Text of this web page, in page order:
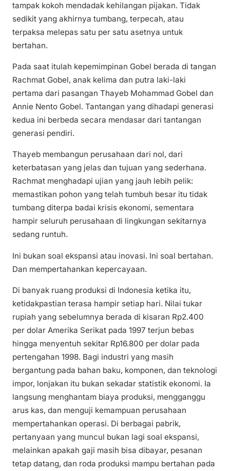
tampak kokoh mendadak kehilangan pijakan. Tidak
sedikit yang akhirnya tumbang, terpecah, atau
terpaksa melepas satu per satu asetnya untuk
bertahan.
Pada saat itulah kepemimpinan Gobel berada di tangan
Rachmat Gobel, anak kelima dan putra laki-laki
pertama dari pasangan Thayeb Mohammad Gobel dan
Annie Nento Gobel. Tantangan yang dihadapi generasi
kedua ini berbeda secara mendasar dari tantangan
generasi pendiri.
Thayeb membangun perusahaan dari nol, dari
keterbatasan yang jelas dan tujuan yang sederhana.
Rachmat menghadapi ujian yang jauh lebih pelik:
memastikan pohon yang telah tumbuh besar itu tidak
tumbang diterpa badai krisis ekonomi, sementara
hampir seluruh perusahaan di lingkungan sekitarnya
sedang runtuh.
Ini bukan soal ekspansi atau inovasi. Ini soal bertahan.
Dan mempertahankan kepercayaan.
Di banyak ruang produksi di Indonesia ketika itu,
ketidakpastian terasa hampir setiap hari. Nilai tukar
rupiah yang sebelumnya berada di kisaran Rp2.400
per dolar Amerika Serikat pada 1997 terjun bebas
hingga menyentuh sekitar Rp16.800 per dolar pada
pertengahan 1998. Bagi industri yang masih
bergantung pada bahan baku, komponen, dan teknologi
impor, lonjakan itu bukan sekadar statistik ekonomi. Ia
langsung menghantam biaya produksi, mengganggu
arus kas, dan menguji kemampuan perusahaan
mempertahankan operasi. Di berbagai pabrik,
pertanyaan yang muncul bukan lagi soal ekspansi,
melainkan apakah gaji masih bisa dibayar, pesanan
tetap datang, dan roda produksi mampu bertahan pada